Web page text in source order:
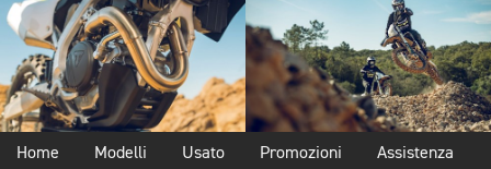
Home Modelli Usato Promozioni Assistenza